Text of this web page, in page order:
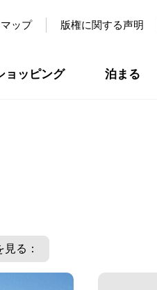
ップ 版権に関する声明
ョッピング 泊まる
る：